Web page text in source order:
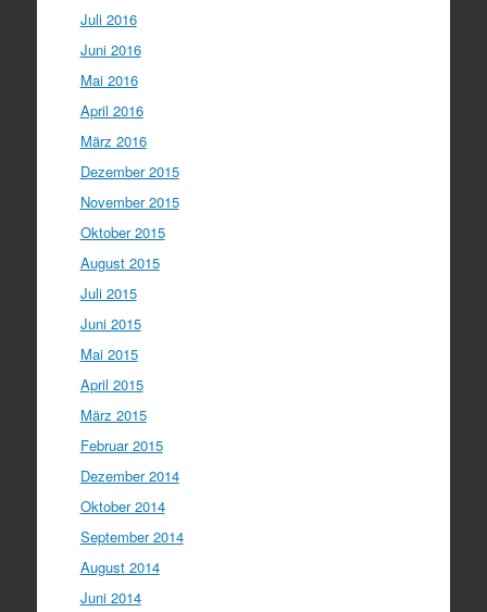
Juli 2016
Juni 2016
Mai 2016
April 2016
März 2016
Dezember 2015
November 2015
Oktober 2015
August 2015
Juli 2015
Juni 2015
Mai 2015
April 2015
März 2015
Februar 2015
Dezember 2014
Oktober 2014
September 2014
August 2014
Juni 2014